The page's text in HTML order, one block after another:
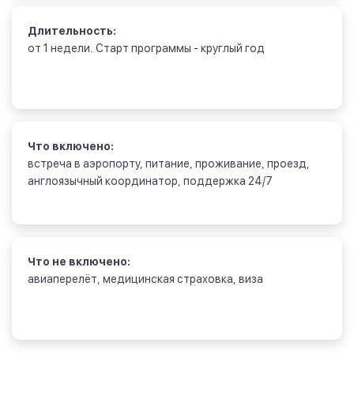
Длительность:
от 1 недели. Старт программы - круглый год
Что включено:
встреча в аэропорту, питание, проживание, проезд,
англоязычный координатор, поддержка 24/7
Что не включено:
авиаперелёт, медицинская страховка, виза